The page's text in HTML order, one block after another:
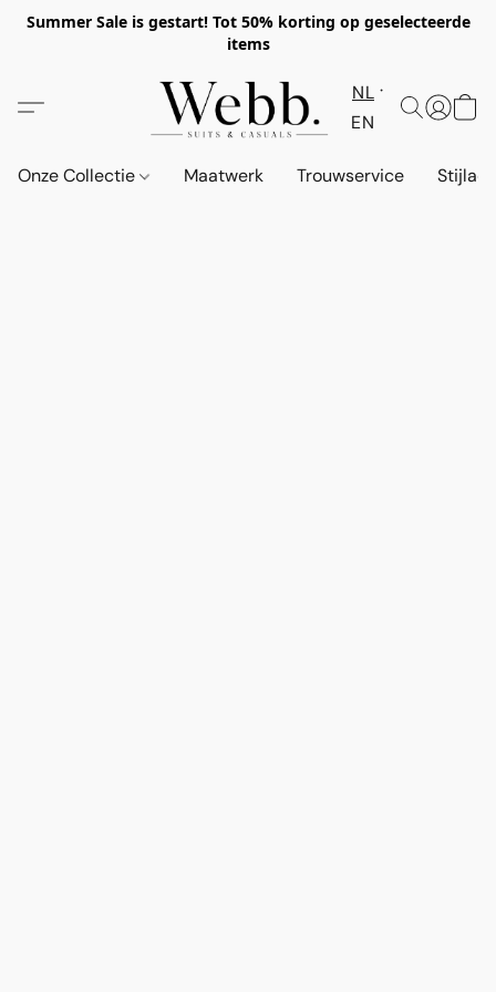
Summer Sale is gestart! Tot 50% korting op geselecteerde
items
NL
EN
Onze Collectie Maatwerk Trouwservice